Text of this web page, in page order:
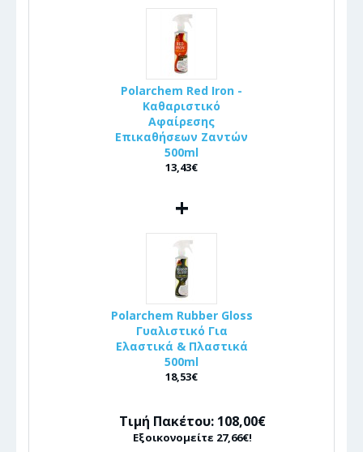
Polarchem Red Iron -
Καθαριστικό
Αφαίρεσης
Επικαθήσεων Ζαντών
500ml
13,43€
+
Polarchem Rubber Gloss
Γυαλιστικό Για
Ελαστικά & Πλαστικά
500ml
18,53€
Τιμή Πακέτου: 108,00€
Εξοικονομείτε 27,66€!